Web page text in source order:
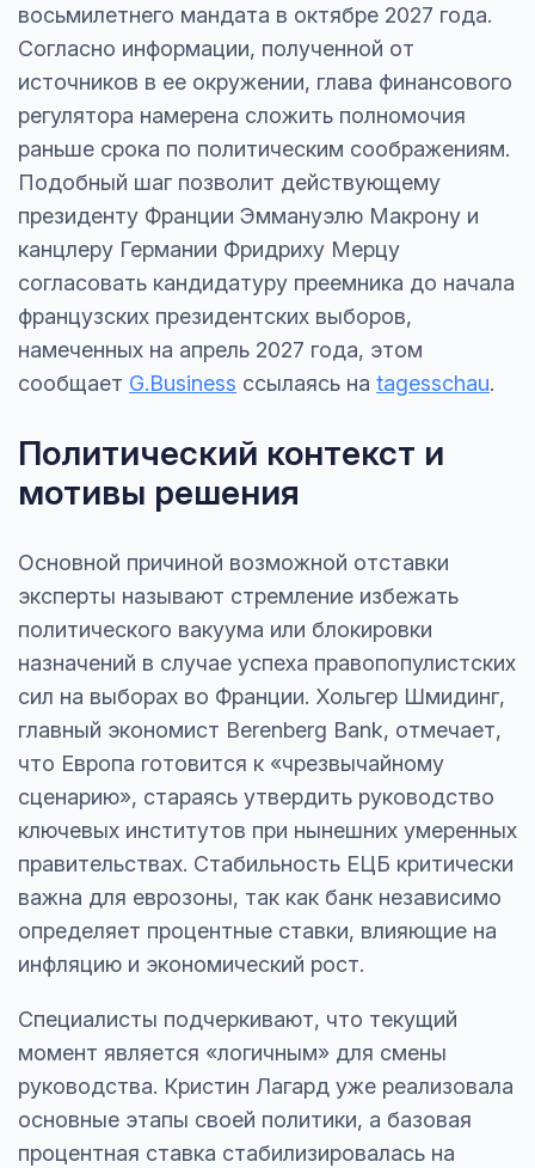
восьмилетнего мандата в октябре 2027 года.
Согласно информации, полученной от
источников в ее окружении, глава финансового
регулятора намерена сложить полномочия
раньше срока по политическим соображениям.
Подобный шаг позволит действующему
президенту Франции Эммануэлю Макрону и
канцлеру Германии Фридриху Мерцу
согласовать кандидатуру преемника до начала
французских президентских выборов,
намеченных на апрель 2027 года, этом
сообщает G.Business ссылаясь на tagesschau.
Политический контекст и
мотивы решения
Основной причиной возможной отставки
эксперты называют стремление избежать
политического вакуума или блокировки
назначений в случае успеха правопопулистских
сил на выборах во Франции. Хольгер Шмидинг,
главный экономист Berenberg Bank, отмечает,
что Европа готовится к «чрезвычайному
сценарию», стараясь утвердить руководство
ключевых институтов при нынешних умеренных
правительствах. Стабильность ЕЦБ критически
важна для еврозоны, так как банк независимо
определяет процентные ставки, влияющие на
инфляцию и экономический рост.
Специалисты подчеркивают, что текущий
момент является «логичным» для смены
руководства. Кристин Лагард уже реализовала
основные этапы своей политики, а базовая
процентная ставка стабилизировалась на